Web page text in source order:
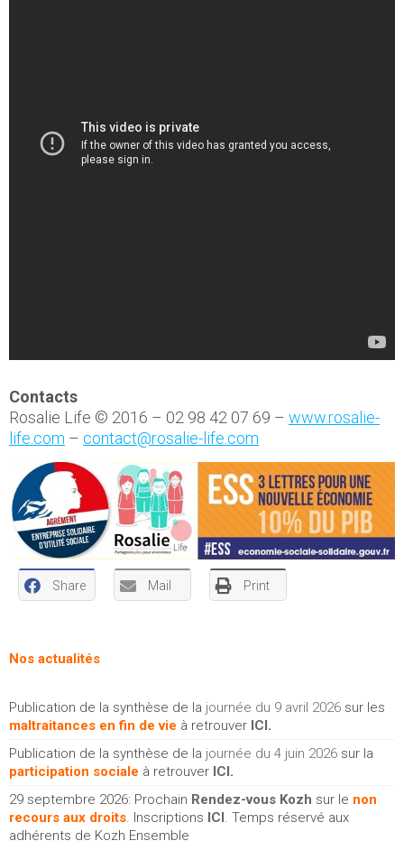
Contacts
Rosalie Life © 2016 – 02 98 42 07 69 – www.rosalie-
life.com – contact@rosalie-life.com
Share Mail Print
Nos actualités
Publication de la synthèse de la journée du 9 avril 2026 sur les
maltraitances en fin de vie à retrouver ICI.
Publication de la synthèse de la journée du 4 juin 2026 sur la
participation sociale à retrouver ICI.
29 septembre 2026: Prochain Rendez-vous Kozh sur le non
recours aux droits . Inscriptions ICI . Temps réservé aux
adhérents de Kozh Ensemble